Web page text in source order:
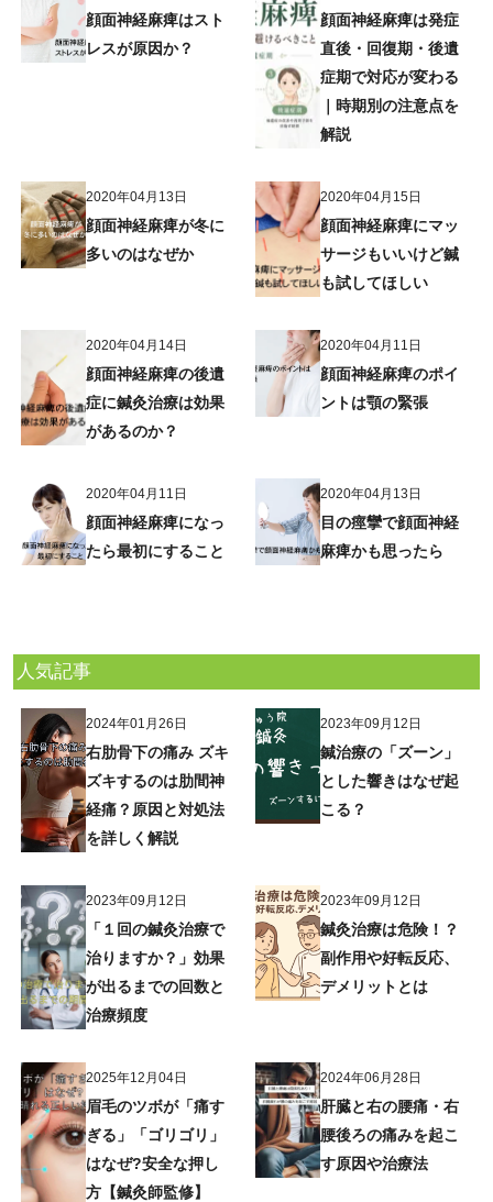
顔面神経麻痺はスト
レスが原因か？
顔面神経麻痺は発症
直後・回復期・後遺
症期で対応が変わる
｜時期別の注意点を
解説
2020年04月13日
顔面神経麻痺が冬に
多いのはなぜか
2020年04月15日
顔面神経麻痺にマッ
サージもいいけど鍼
も試してほしい
2020年04月14日
顔面神経麻痺の後遺
症に鍼灸治療は効果
があるのか？
2020年04月11日
顔面神経麻痺のポイ
ントは顎の緊張
2020年04月11日
顔面神経麻痺になっ
たら最初にすること
2020年04月13日
目の痙攣で顔面神経
麻痺かも思ったら
人気記事
2024年01月26日
右肋骨下の痛み ズキ
ズキするのは肋間神
経痛？原因と対処法
を詳しく解説
2023年09月12日
鍼治療の「ズーン」
とした響きはなぜ起
こる？
2023年09月12日
「１回の鍼灸治療で
治りますか？」効果
が出るまでの回数と
治療頻度
2023年09月12日
鍼灸治療は危険！？
副作用や好転反応、
デメリットとは
2025年12月04日
眉毛のツボが「痛す
ぎる」「ゴリゴリ」
はなぜ?安全な押し
方【鍼灸師監修】
2024年06月28日
肝臓と右の腰痛・右
腰後ろの痛みを起こ
す原因や治療法